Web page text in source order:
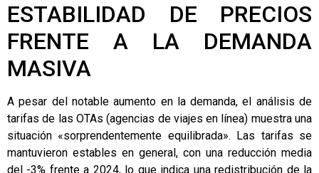
ESTABILIDAD DE PRECIOS
FRENTE A LA DEMANDA
MASIVA
A pesar del notable aumento en la demanda, el análisis de
tarifas de las OTAs (agencias de viajes en línea) muestra una
situación «sorprendentemente equilibrada». Las tarifas se
mantuvieron estables en general, con una reducción media
del -3% frente a 2024, lo que indica una redistribución de la